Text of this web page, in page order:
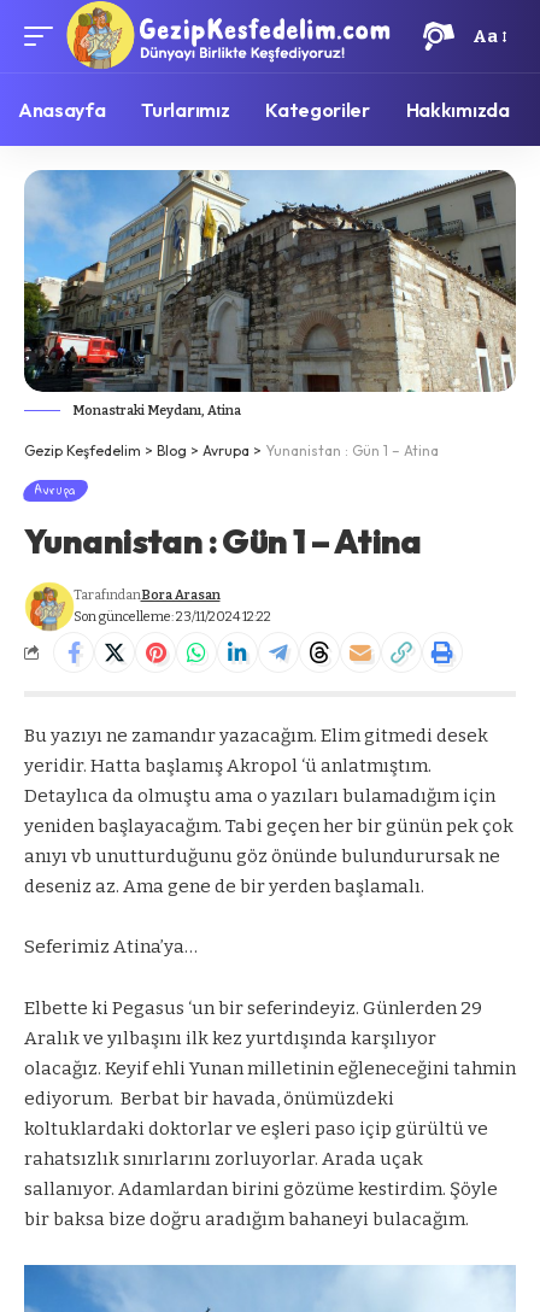
Aa
Anasayfa Turlarımız Kategoriler Hakkımızda
Monastraki Meydanı, Atina
Gezip Keşfedelim > Blog > Avrupa > Yunanistan : Gün 1 – Atina
Avrupa
Yunanistan : Gün 1 – Atina
Son güncelleme: 23/11/2024 12:22
TarafındanBora Arasan
Bu yazıyı ne zamandır yazacağım. Elim gitmedi desek
yeridir. Hatta başlamış Akropol ‘ü anlatmıştım.
Detaylıca da olmuştu ama o yazıları bulamadığım için
yeniden başlayacağım. Tabi geçen her bir günün pek çok
anıyı vb unutturduğunu göz önünde bulundurursak ne
deseniz az. Ama gene de bir yerden başlamalı.
Seferimiz Atina’ya…
Elbette ki Pegasus ‘un bir seferindeyiz. Günlerden 29
Aralık ve yılbaşını ilk kez yurtdışında karşılıyor
olacağız. Keyif ehli Yunan milletinin eğleneceğini tahmin
ediyorum. Berbat bir havada, önümüzdeki
koltuklardaki doktorlar ve eşleri paso içip gürültü ve
rahatsızlık sınırlarını zorluyorlar. Arada uçak
sallanıyor. Adamlardan birini gözüme kestirdim. Şöyle
bir baksa bize doğru aradığım bahaneyi bulacağım.